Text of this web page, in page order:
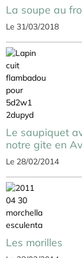
La soupe au
Le 31/03/2018
Le saupiquet
notre gite en
Le 28/02/2014
Les morilles